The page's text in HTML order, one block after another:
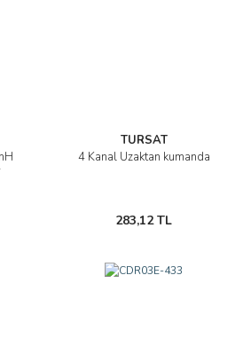
TURSAT
4 Kanal Uzaktan kumanda
283,12 TL